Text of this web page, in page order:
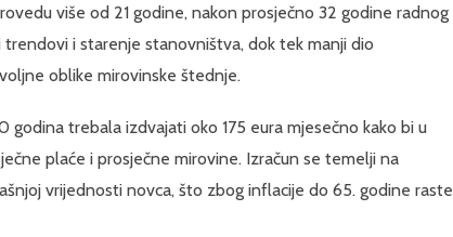
više od 21 godine, nakon prosječno 32 godine radnog
i starenje stanovništva, dok tek manji dio
oblike mirovinske štednje.
godina trebala izdvajati oko 175 eura mjesečno kako bi u
plaće i prosječne mirovine. Izračun se temelji na
vrijednosti novca, što zbog inflacije do 65. godine raste